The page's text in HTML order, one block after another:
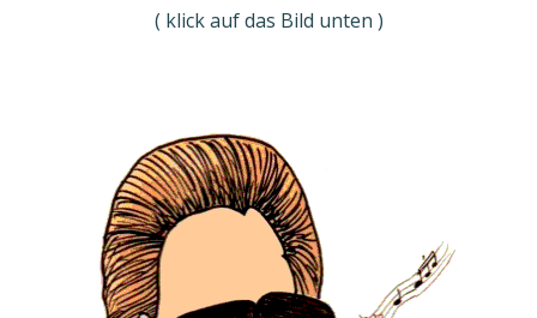
( klick auf das Bild unten )